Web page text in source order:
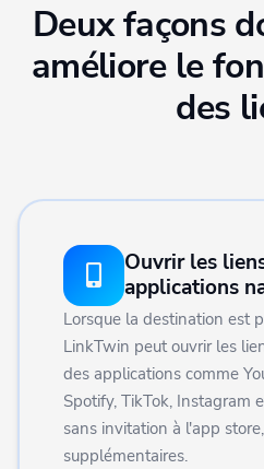
Deux façons
améliore le
des
Ouvrir les
applications
Lorsque la destination est
LinkTwin peut ouvrir les
des applications comme
Spotify, TikTok, Instagram
sans invitation à l'app
supplémentaires.